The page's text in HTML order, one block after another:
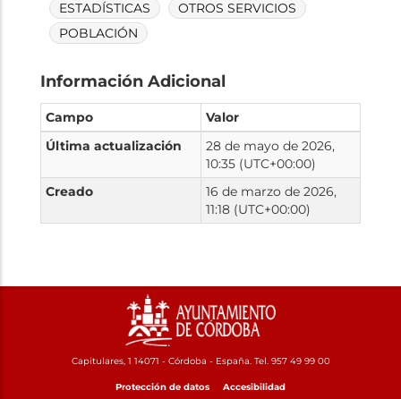
ESTADÍSTICAS
OTROS SERVICIOS
POBLACIÓN
Información Adicional
Campo
Valor
Última actualización
28 de mayo de 2026,
10:35 (UTC+00:00)
Creado
16 de marzo de 2026,
11:18 (UTC+00:00)
Capitulares, 1 14071 - Córdoba - España. Tel. 957 49 99 00
Protección de datos Accesibilidad